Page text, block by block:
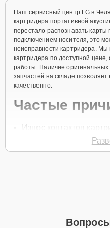
Наш сервисный центр LG в
картридера портативной
перестало распознавать
подключением носителя, это
неисправности картридера.
картридера по доступной
работы. Наличие оригинальных
запчастей на складе
качественно.
Частые
Износ контактов
Механическое
памяти.
54-82 или оставитьЗаявку на